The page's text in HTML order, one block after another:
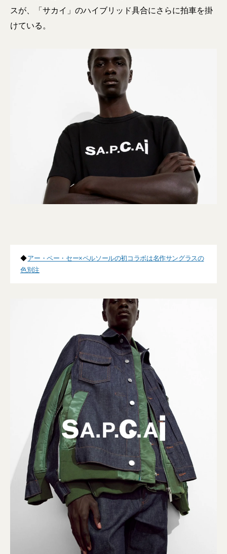
スが、「サカイ」のハイブリッド具合にさらに拍車を掛
けている。
◆アー・ペー・セー×ペルソールの初コラボは名作サングラスの
色別注